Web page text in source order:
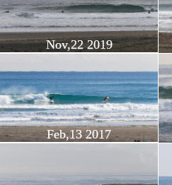
Nov,22 2019
Feb,13 2017